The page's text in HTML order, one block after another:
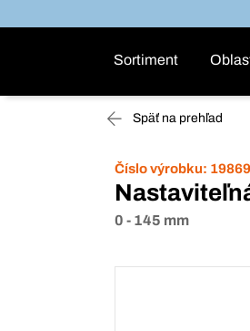
Sortiment
Späť na prehľad
Číslo výrobku:
0 - 145 mm